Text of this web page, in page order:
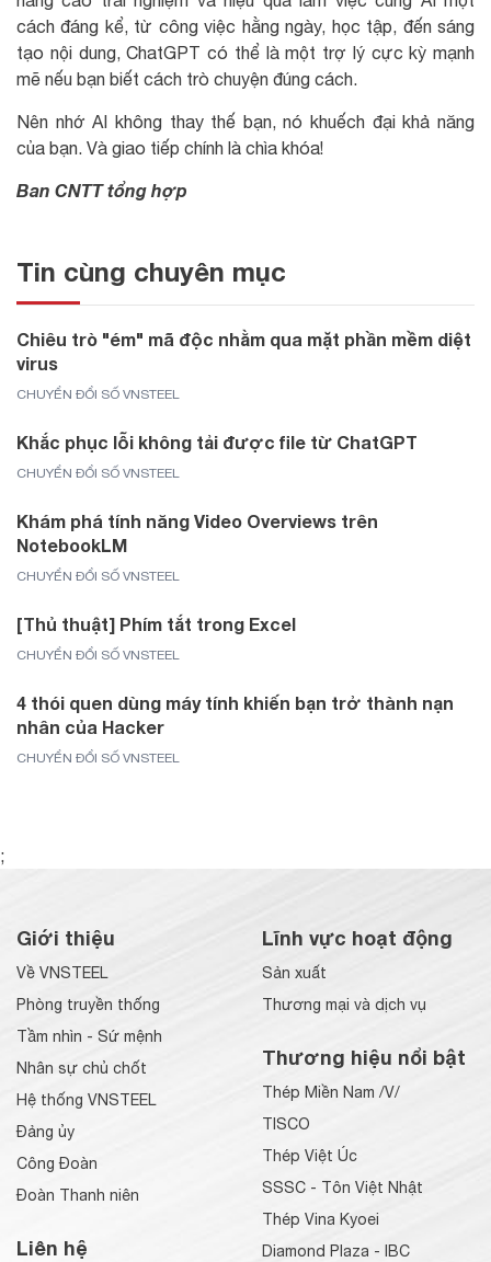
cách đáng kể, từ công việc hằng ngày, học tập, đến sáng
tạo nội dung, ChatGPT có thể là một trợ lý cực kỳ mạnh
mẽ nếu bạn biết cách trò chuyện đúng cách.
Nên nhớ AI không thay thế bạn, nó khuếch đại khả năng
của bạn. Và giao tiếp chính là chìa khóa!
Ban CNTT tổng hợp
Tin cùng chuyên mục
Chiêu trò "ém" mã độc nhằm qua mặt phần mềm diệt
virus
CHUYỂN ĐỔI SỐ VNSTEEL
Khắc phục lỗi không tải được file từ ChatGPT
CHUYỂN ĐỔI SỐ VNSTEEL
Khám phá tính năng Video Overviews trên
NotebookLM
CHUYỂN ĐỔI SỐ VNSTEEL
[Thủ thuật] Phím tắt trong Excel
CHUYỂN ĐỔI SỐ VNSTEEL
4 thói quen dùng máy tính khiến bạn trở thành nạn
nhân của Hacker
CHUYỂN ĐỔI SỐ VNSTEEL
;
Giới thiệu
Về VNSTEEL
Phòng truyền thống
Tầm nhìn - Sứ mệnh
Nhân sự chủ chốt
Hệ thống VNSTEEL
Đảng ủy
Công Đoàn
Đoàn Thanh niên
Liên hệ
Lĩnh vực hoạt động
Sản xuất
Thương mại và dịch vụ
Thương hiệu nổi bật
Thép Miền Nam /V/
TISCO
Thép Việt Úc
SSSC - Tôn Việt Nhật
Thép Vina Kyoei
Diamond Plaza - IBC